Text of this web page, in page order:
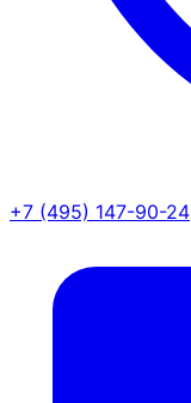
+7 (495) 147-90-24